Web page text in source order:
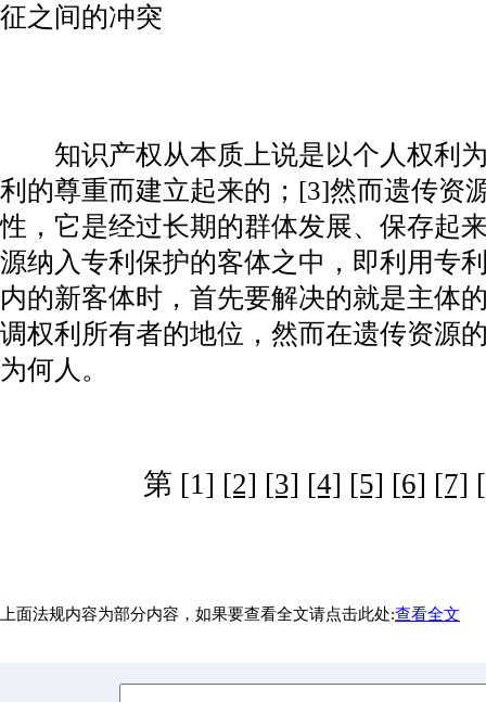
征之间的冲突
知识产权从本质上说是以个人权利为
利的尊重而建立起来的；[3]然而遗传资
性，它是经过长期的群体发展、保存起
源纳入专利保护的客体之中，即利用专
内的新客体时，首先要解决的就是主体
调权利所有者的地位，然而在遗传资源
为何人。
第 [1] [2] [3] [4] [5] [6] [7]
上面法规内容为部分内容，如果要查看全文请点击此处:查看全文